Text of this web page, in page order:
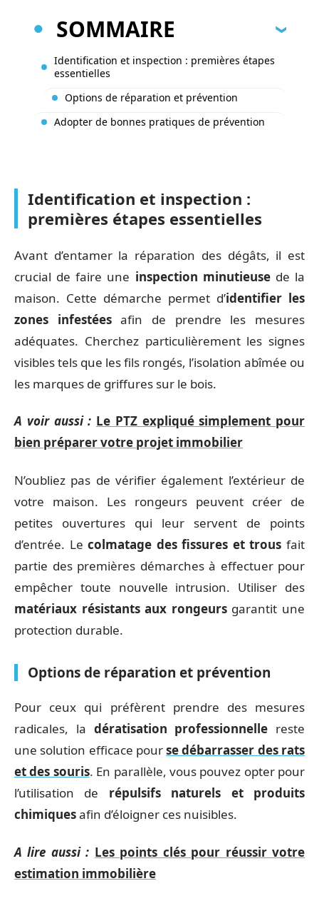
SOMMAIRE
Identification et inspection : premières étapes
essentielles
Options de réparation et prévention
Adopter de bonnes pratiques de prévention
Identification et inspection :
premières étapes essentielles
Avant d’entamer la réparation des dégâts, il est
crucial de faire une inspection minutieusede la
maison. Cette démarche permet d’identifier les
zones infestéesafin de prendre les mesures
adéquates. Cherchez particulièrement les signes
visibles tels que les fils rongés, l’isolation abîmée ou
les marques de griffures sur le bois.
A voir aussi : Le PTZ expliqué simplement pour
bien préparer votre projet immobilier
N’oubliez pas de vérifier également l’extérieur de
votre maison. Les rongeurs peuvent créer de
petites ouvertures qui leur servent de points
d’entrée. Lecolmatage des fissures et trous fait
partie des premières démarches à effectuer pour
empêcher toute nouvelle intrusion. Utiliser des
matériaux résistants aux rongeursgarantit une
protection durable.
Options de réparation et prévention
Pour ceux qui préfèrent prendre des mesures
radicales, la dératisation professionnelle reste
une solution efficace pourse débarrasser des rats
et des souris. En parallèle, vous pouvez opter pour
l’utilisation de répulsifs naturels et produits
chimiquesafin d’éloigner ces nuisibles.
A lire aussi : Les points clés pour réussir votre
estimation immobilière